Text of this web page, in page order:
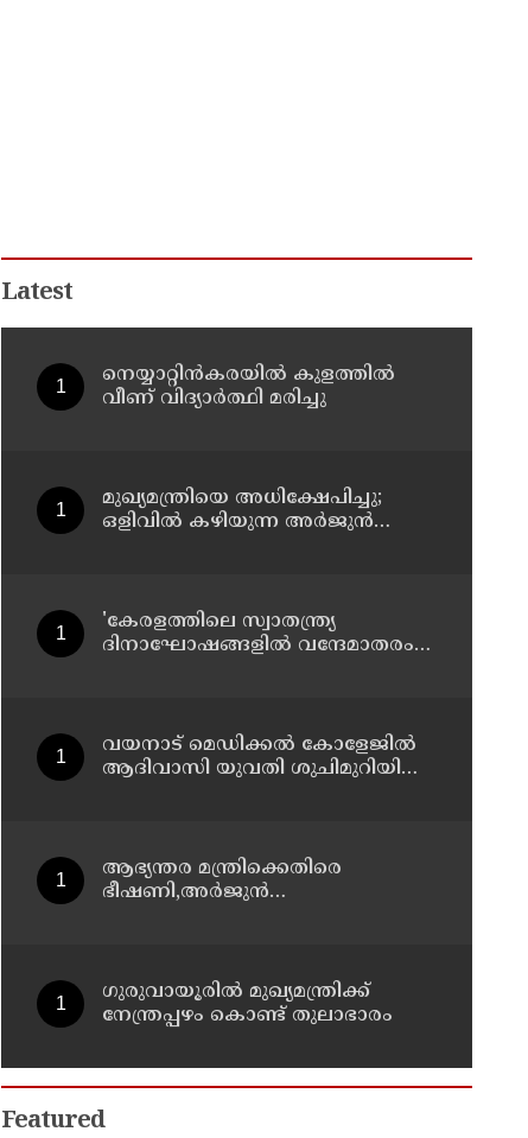
Latest
നെയ്യാറ്റിൻകരയിൽ കുളത്തില്‍
വീണ് വിദ്യാര്‍ത്ഥി മരിച്ചു
മുഖ്യമന്ത്രിയെ അധിക്ഷേപിച്ചു;
ഒളിവില്‍ കഴിയുന്ന അർജുൻ
'കേരളത്തിലെ സ്വാതന്ത്ര്യ
ദിനാഘോഷങ്ങളിൽ വന്ദേമാതരം
വയനാട് മെഡിക്കല്‍ കോളേജില്‍
ആദിവാസി യുവതി ശുചിമുറിയില്‍
ആഭ്യന്തര മന്ത്രിക്കെതിരെ
ഭീഷണി,അര്‍ജുന്‍
ഗുരുവായൂരിൽ മുഖ്യമന്ത്രിക്ക്
നേന്ത്രപ്പഴം കൊണ്ട് തുലാഭാരം
Featured